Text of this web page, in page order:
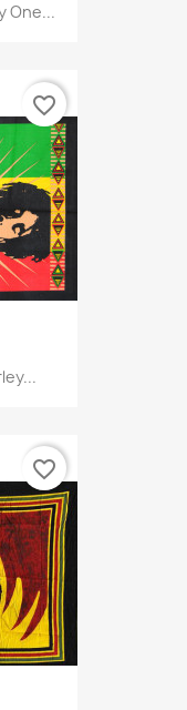
One...
favorite_border
favorite_border